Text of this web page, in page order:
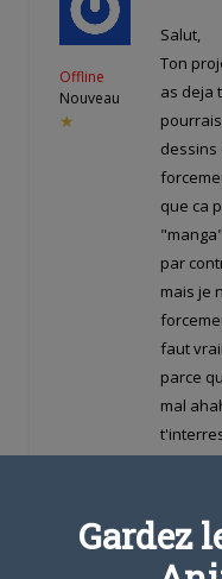
Offline
Nouveau
★
Salut,
Ton
as deja
dessins
que ca
par
mais je
faut
parce
mal
Oscar
MIN
Gardez